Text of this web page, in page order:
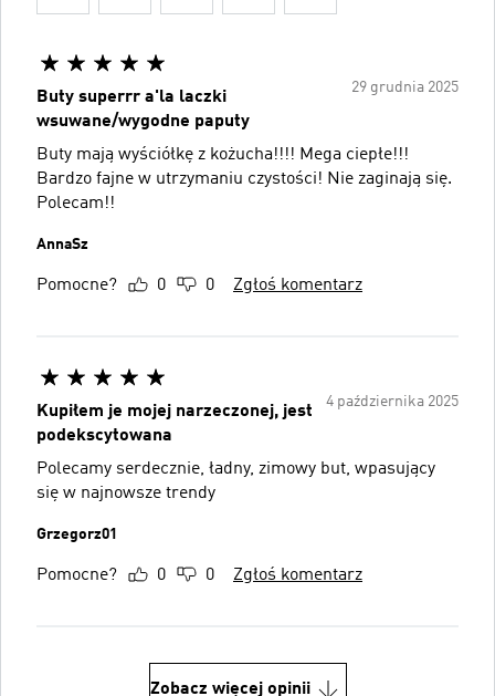
29 grudnia 2025
Buty superrr a'la laczki
wsuwane/wygodne paputy
Buty mają wyściółkę z kożucha!!!! Mega ciepłe!!!
Bardzo fajne w utrzymaniu czystości! Nie zaginają się.
Polecam!!
AnnaSz
Pomocne? 0 0 Zgłoś komentarz
4 października 2025
Kupiłem je mojej narzeczonej, jest
podekscytowana
Polecamy serdecznie, ładny, zimowy but, wpasujący
się w najnowsze trendy
Grzegorz01
Pomocne? 0 0 Zgłoś komentarz
Zobacz więcej opinii